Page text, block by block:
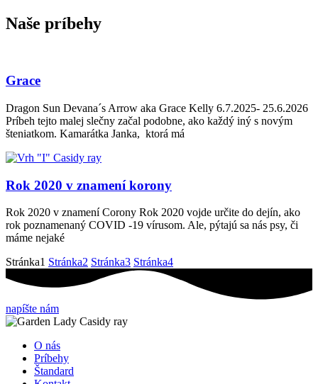
Naše príbehy
Grace
Dragon Sun Devana´s Arrow aka Grace Kelly 6.7.2025- 25.6.2026
Príbeh tejto malej slečny začal podobne, ako každý iný s novým
šteniatkom. Kamarátka Janka, ktorá má
Rok 2020 v znamení korony
Rok 2020 v znamení Corony Rok 2020 vojde určite do dejín, ako
rok poznamenaný COVID -19 vírusom. Ale, pýtajú sa nás psy, či
máme nejaké
Stránka1 Stránka2 Stránka3 Stránka4
napíšte nám
O nás
Príbehy
Štandard